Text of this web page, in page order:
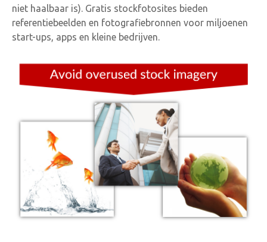
niet haalbaar is). Gratis stockfotosites bieden
referentiebeelden en fotografiebronnen voor miljoenen
start-ups, apps en kleine bedrijven.